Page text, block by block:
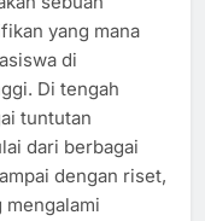
yang mana
di
Di tengah
tuntutan
dari berbagai
dengan riset,
mengalami